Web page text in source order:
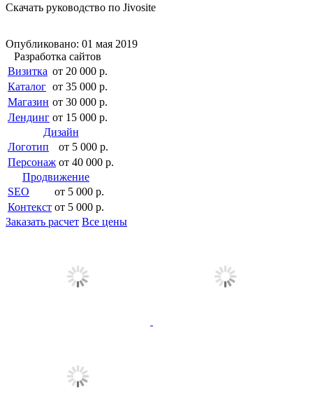
Скачать руководство по Jivosite
Опубликовано: 01 мая 2019
Разработка сайтов
Визитка от 20 000 р.
Каталог от 35 000 р.
Магазин от 30 000 р.
Лендинг от 15 000 р.
Дизайн
Логотип
от 5 000 р.
Персонаж от 40 000 р.
Продвижение
SEO
от 5 000 р.
Контекст от 5 000 р.
Заказать расчет Все цены